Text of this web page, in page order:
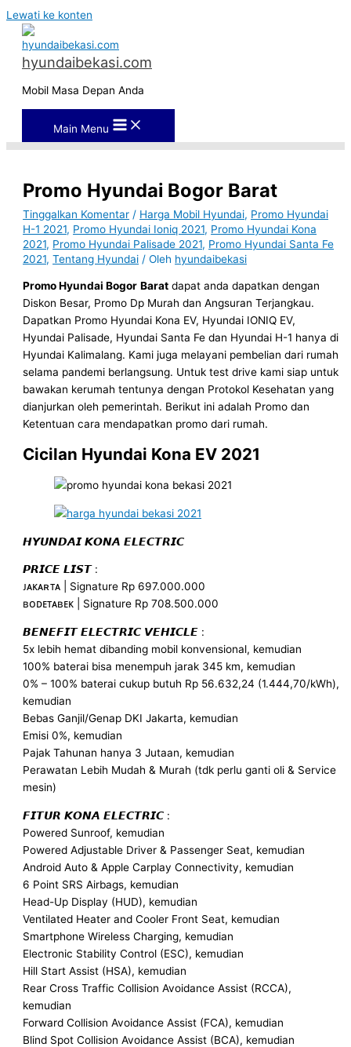
Lewati ke konten
hyundaibekasi.com
Mobil Masa Depan Anda
Main Menu
Promo Hyundai Bogor Barat
Tinggalkan Komentar / Harga Mobil Hyundai, Promo Hyundai
H-1 2021, Promo Hyundai Ioniq 2021, Promo Hyundai Kona
2021, Promo Hyundai Palisade 2021, Promo Hyundai Santa Fe
2021,Tentang Hyundai / Oleh hyundaibekasi
Promo Hyundai Bogor Barat dapat anda dapatkan dengan
Diskon Besar, Promo Dp Murah dan Angsuran Terjangkau.
Dapatkan Promo Hyundai Kona EV, Hyundai IONIQ EV,
Hyundai Palisade, Hyundai Santa Fe dan Hyundai H-1 hanya di
Hyundai Kalimalang. Kami juga melayani pembelian dari rumah
selama pandemi berlangsung. Untuk test drive kami siap untuk
bawakan kerumah tentunya dengan Protokol Kesehatan yang
dianjurkan oleh pemerintah. Berikut ini adalah Promo dan
Ketentuan cara mendapatkan promo dari rumah.
Cicilan Hyundai Kona EV 2021
𝙃𝙔𝙐𝙉𝘿𝘼𝙄 𝙆𝙊𝙉𝘼 𝙀𝙇𝙀𝘾𝙏𝙍𝙄𝘾
𝙋𝙍𝙄𝘾𝙀 𝙇𝙄𝙎𝙏 :
ᴊᴀᴋᴀʀᴛᴀ | Signature Rp 697.000.000
ʙᴏᴅᴇᴛᴀʙᴇᴋ | Signature Rp 708.500.000
𝘽𝙀𝙉𝙀𝙁𝙄𝙏 𝙀𝙇𝙀𝘾𝙏𝙍𝙄𝘾 𝙑𝙀𝙃𝙄𝘾𝙇𝙀 :
5x lebih hemat dibanding mobil konvensional, kemudian
100% baterai bisa menempuh jarak 345 km, kemudian
0% – 100% baterai cukup butuh Rp 56.632,24 (1.444,70/kWh),
kemudian
Bebas Ganjil/Genap DKI Jakarta, kemudian
Emisi 0%, kemudian
Pajak Tahunan hanya 3 Jutaan, kemudian
Perawatan Lebih Mudah & Murah (tdk perlu ganti oli & Service
mesin)
𝙁𝙄𝙏𝙐𝙍 𝙆𝙊𝙉𝘼 𝙀𝙇𝙀𝘾𝙏𝙍𝙄𝘾 :
Powered Sunroof, kemudian
Powered Adjustable Driver & Passenger Seat, kemudian
Android Auto & Apple Carplay Connectivity, kemudian
6 Point SRS Airbags, kemudian
Head-Up Display (HUD), kemudian
Ventilated Heater and Cooler Front Seat, kemudian
Smartphone Wireless Charging, kemudian
Electronic Stability Control (ESC), kemudian
Hill Start Assist (HSA), kemudian
Rear Cross Traffic Collision Avoidance Assist (RCCA),
kemudian
Forward Collision Avoidance Assist (FCA), kemudian
Blind Spot Collision Avoidance Assist (BCA), kemudian